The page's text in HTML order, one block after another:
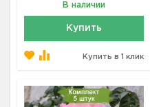
В наличии
Купить
Купить в 1 клик